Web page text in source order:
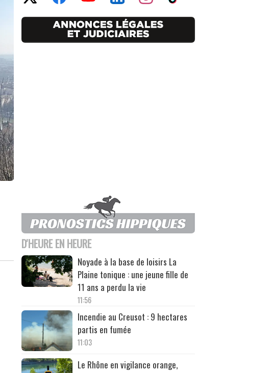
D'HEURE EN HEURE
Noyade à la base de loisirs La
Plaine tonique : une jeune fille de
11 ans a perdu la vie
11:56
Incendie au Creusot : 9 hectares
partis en fumée
11:03
Le Rhône en vigilance orange,